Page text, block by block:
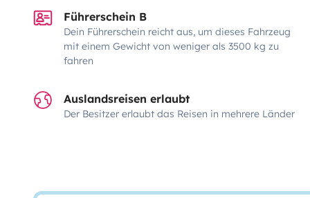
Führerschein B
Dein Führerschein reicht aus, um dieses Fahrzeug
mit einem Gewicht von weniger als 3500 kg zu
fahren
Auslandsreisen erlaubt
Der Besitzer erlaubt das Reisen in mehrere Länder